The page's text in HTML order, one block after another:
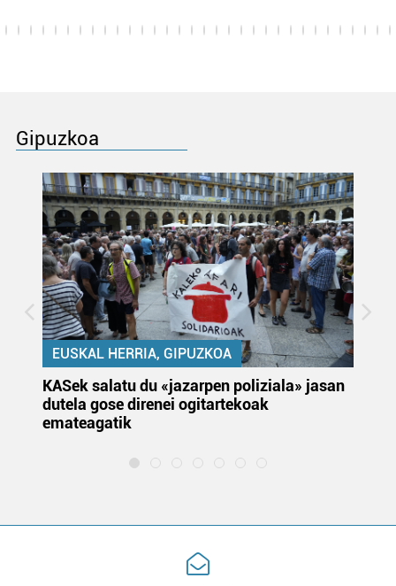
Gipuzkoa
EUSKAL HERRIA, GIPUZKOA
KASek salatu du «jazarpen poliziala» jasan
dutela gose direnei ogitartekoak
emateagatik